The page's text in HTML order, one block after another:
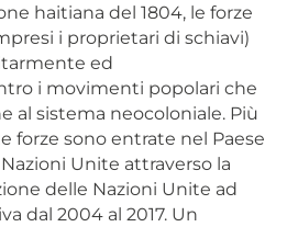
haitiana del 1804, le forze
i proprietari di schiavi)
ed
i movimenti popolari che
al sistema neocoloniale. Più
forze sono entrate nel Paese
Unite attraverso la
delle Nazioni Unite ad
dal 2004 al 2017. Un